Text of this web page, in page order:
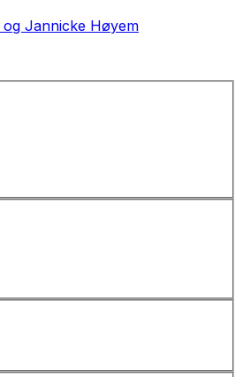
og Jannicke Høyem